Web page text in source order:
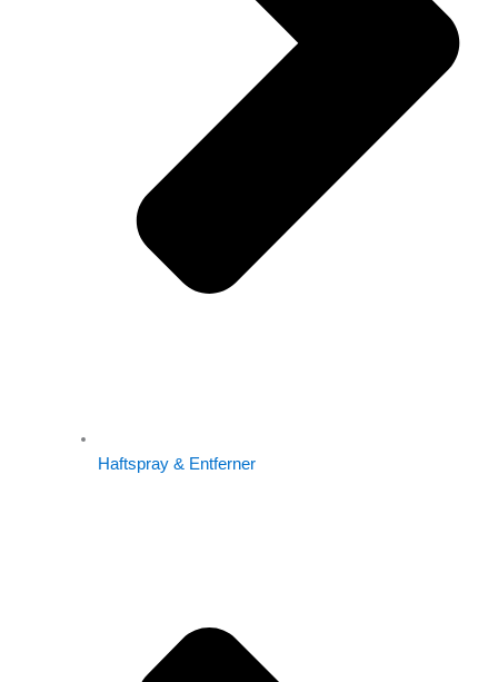
Haftspray & Entferner